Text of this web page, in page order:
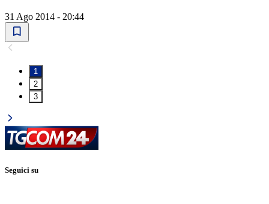
31 Ago 2014 - 20:44
1
2
3
Seguici su